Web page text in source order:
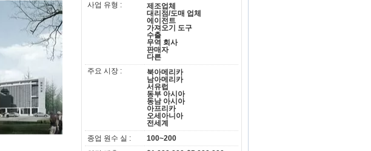
사업 유형 :
제조업체
대리점/도매 업체
에이전트
가져오기 도구
수출
무역 회사
판매자
다른
주요 시장 :
북아메리카
남아메리카
서유럽
동부 아시아
동남 아시아
아프리카
오세아니아
전세계
종업 원수 실 :
100~200